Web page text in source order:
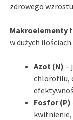
zdrowego
Makroelementy
w dużych
Azot (N) –
chlorofilu,
Fosfor (P)
kwitnienie,